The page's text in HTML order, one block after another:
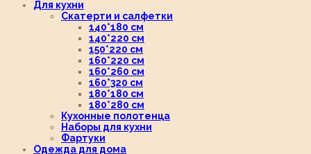
Для кухни
Скатерти и салфетки
140*180 см
140*220 см
150*220 см
160*220 см
160*260 см
160*320 см
180*180 см
180*280 см
Кухонные полотенца
Наборы для кухни
Фартуки
Одежда для дома